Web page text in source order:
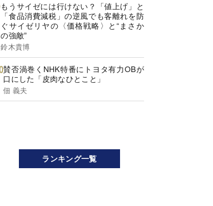
もうサイゼには行けない？「値上げ」と
「食品消費減税」の逆風でも客離れを防
ぐサイゼリヤの〈価格戦略〉と“まさか
の強敵”
鈴木貴博
賛否渦巻くNHK特番にトヨタ有力OBが
口にした「皮肉なひとこと」
佃 義夫
ランキング一覧